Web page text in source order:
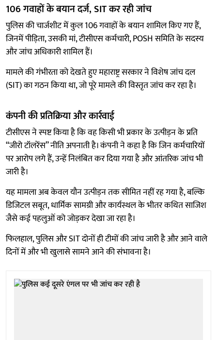
106 गवाहों के बयान दर्ज, SIT कर रही जांच
पुलिस की चार्जशीट में कुल 106 गवाहों के बयान शामिल किए गए हैं,
जिनमें पीड़िता, उसकी मां, टीसीएस कर्मचारी, POSH समिति के सदस्य
और जांच अधिकारी शामिल हैं।
मामले की गंभीरता को देखते हुए महाराष्ट्र सरकार ने विशेष जांच दल
(SIT) का गठन किया था, जो पूरे मामले की विस्तृत जांच कर रहा है।
कंपनी की प्रतिक्रिया और कार्रवाई
टीसीएस ने स्पष्ट किया है कि वह किसी भी प्रकार के उत्पीड़न के प्रति
“जीरो टॉलरेंस” नीति अपनाती है। कंपनी ने कहा है कि जिन कर्मचारियों
पर आरोप लगे हैं, उन्हें निलंबित कर दिया गया है और आंतरिक जांच भी
जारी है।
यह मामला अब केवल यौन उत्पीड़न तक सीमित नहीं रह गया है, बल्कि
डिजिटल सबूत, धार्मिक सामग्री और कार्यस्थल के भीतर कथित साजिश
जैसे कई पहलुओं को जोड़कर देखा जा रहा है।
फिलहाल, पुलिस और SIT दोनों ही टीमों की जांच जारी है और आने वाले
दिनों में और भी खुलासे सामने आने की संभावना है।